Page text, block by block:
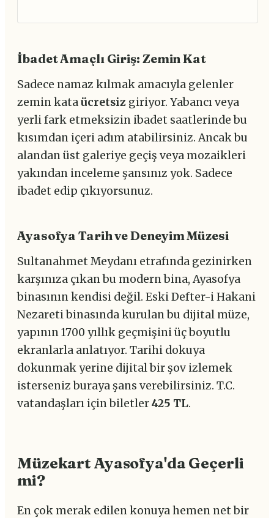
İbadet Amaçlı Giriş: Zemin Kat
Sadece namaz kılmak amacıyla gelenler
zemin kataücretsiz giriyor. Yabancı veya
yerli fark etmeksizin ibadet saatlerinde bu
kısımdan içeri adım atabilirsiniz. Ancak bu
alandan üst galeriye geçiş veya mozaikleri
yakından inceleme şansınız yok. Sadece
ibadet edip çıkıyorsunuz.
Ayasofya Tarih ve Deneyim Müzesi
Sultanahmet Meydanı etrafında gezinirken
karşınıza çıkan bu modern bina, Ayasofya
binasının kendisi değil. Eski Defter-i Hakani
Nezareti binasında kurulan bu dijital müze,
yapının 1700 yıllık geçmişini üç boyutlu
ekranlarla anlatıyor. Tarihi dokuya
dokunmak yerine dijital bir şov izlemek
isterseniz buraya şans verebilirsiniz. T.C.
vatandaşları için biletler425 TL.
Müzekart Ayasofya'da Geçerli
mi?
En çok merak edilen konuya hemen net bir